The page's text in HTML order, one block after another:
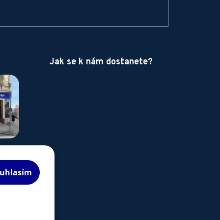
Jak se k nám dostanete?